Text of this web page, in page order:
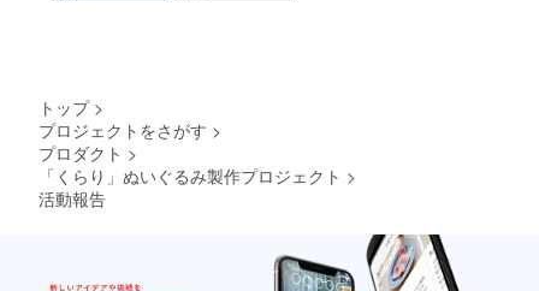
トップ >
プロジェクトをさがす >
プロダクト >
「くらり」ぬいぐるみ製作プロジェクト >
活動報告